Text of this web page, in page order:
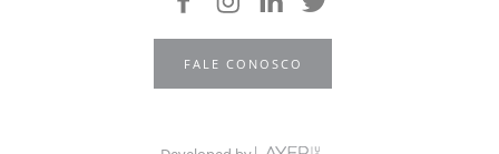
FALE CONOSCO